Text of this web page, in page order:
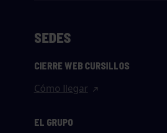
SEDES
CIERRE WEB CURSILLOS
Cómo llegar
EL GRUPO